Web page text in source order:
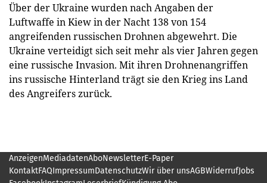
Über der Ukraine wurden nach Angaben der
Luftwaffe in Kiew in der Nacht 138 von 154
angreifenden russischen Drohnen abgewehrt. Die
Ukraine verteidigt sich seit mehr als vier Jahren gegen
eine russische Invasion. Mit ihren Drohnenangriffen
ins russische Hinterland trägt sie den Krieg ins Land
des Angreifers zurück.
AnzeigenMediadatenAboNewsletterE-Paper
KontaktFAQImpressumDatenschutzWir über unsAGBWiderrufJobs